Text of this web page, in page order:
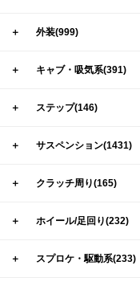
＋ 外装(999)
＋ キャブ・吸気系(391)
＋ ステップ(146)
＋ サスペンション(1431)
＋ クラッチ周り(165)
＋ ホイール/足回り(232)
＋ スプロケ・駆動系(233)